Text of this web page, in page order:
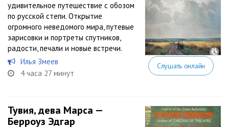
удивительное путешествие с обозом
по русской степи. Открытие
огромного неведомого мира, путевые
зарисовки и портреты спутников,
радости, печали и новые встречи.
Илья Змеев
4 часа 27 минут
Слушать онлайн
Тувия, дева Марса —
Берроуз Эдгар